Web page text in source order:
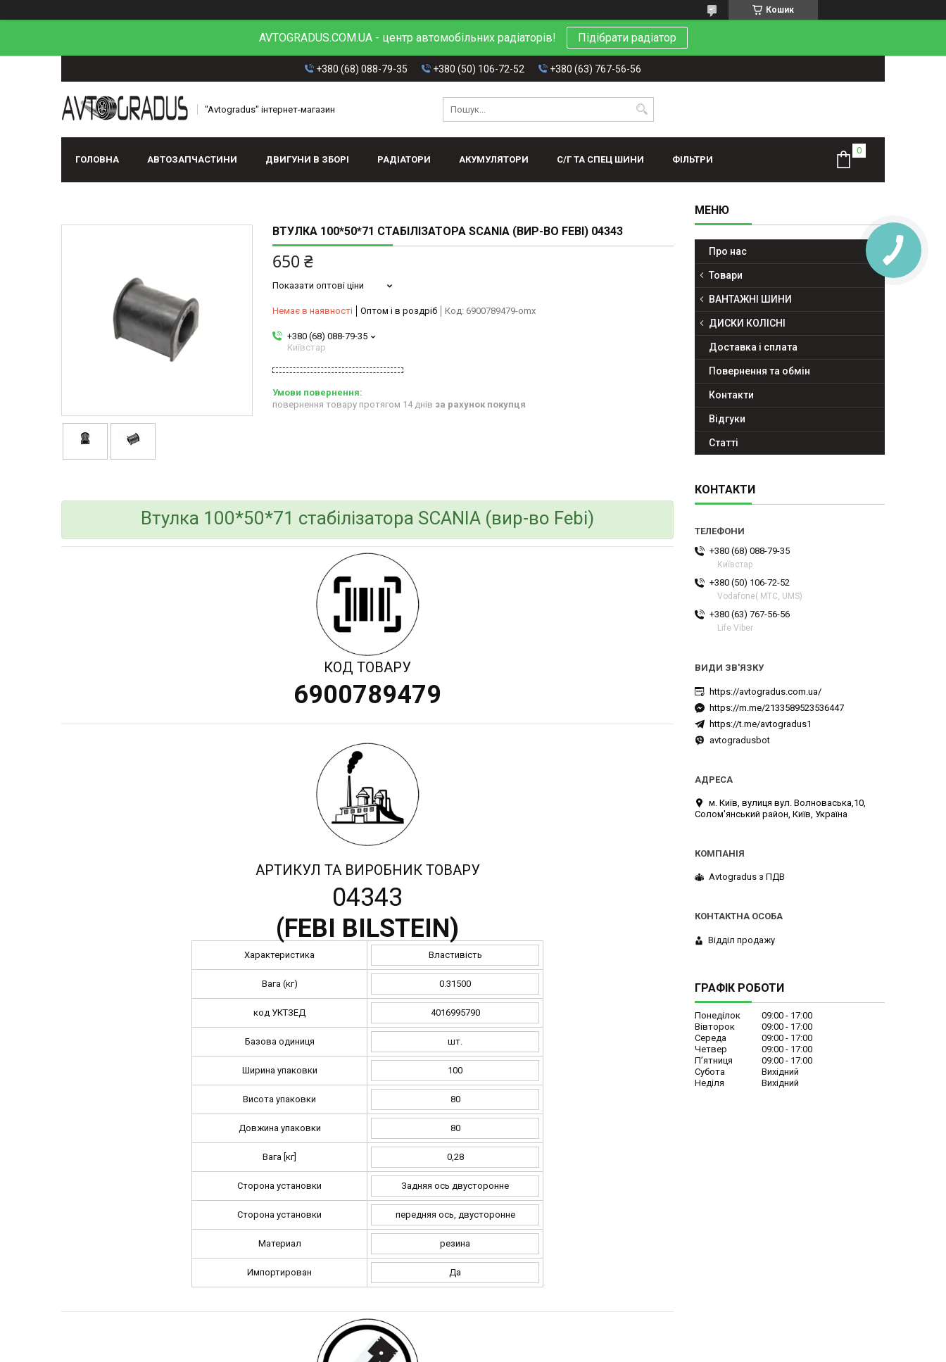
Кошик
AVTOGRADUS.COM.UA - центр автомобільних радіаторів! Підібрати радіатор
+380 (68) 088-79-35 +380 (50) 106-72-52 +380 (63) 767-56-56
"Avtogradus" інтернет-магазин
ГОЛОВНА АВТОЗАПЧАСТИНИ ДВИГУНИ В ЗБОРІ РАДІАТОРИ АКУМУЛЯТОРИ С/Г ТА СПЕЦ ШИНИ ФІЛЬТРИ
ВТУЛКА 100*50*71 СТАБІЛІЗАТОРА SCANIA (ВИР-ВО FEBI) 04343
650 ₴
Показати оптові ціни
Немає в наявності Оптом і в роздріб Код: 6900789479-omx
+380 (68) 088-79-35
Київстар
повернення товару протягом 14 днів за рахунок покупця
Втулка 100*50*71 стабілізатора SCANIA (вир-во Febi)
КОД ТОВАРУ
6900789479
АРТИКУЛ ТА ВИРОБНИК ТОВАРУ
04343
(FEBI BILSTEIN)
Характеристика Властивість
Вага (кг) 0.31500
код УКТЗЕД 4016995790
Базова одиниця шт.
Ширина упаковки 100
Висота упаковки 80
Довжина упаковки 80
Вага [кг] 0,28
Сторона установки Задняя ось двусторонне
Сторона установки передняя ось, двусторонне
Материал резина
Импортирован Да
Про нас
Товари
ВАНТАЖНІ ШИНИ
ДИСКИ КОЛІСНІ
Доставка і сплата
Повернення та обмін
Контакти
Відгуки
Статті
КОНТАКТИ
+380 (68) 088-79-35
Київстар
+380 (50) 106-72-52
Vodafone( МТС, UMS)
+380 (63) 767-56-56
Life Viber
https://avtogradus.com.ua/
https://m.me/2133589523536447
https://t.me/avtogradus1
avtogradusbot
м. Київ, вулиця вул. Волноваська,10,
Солом'янський район, Київ, Україна
Avtogradus з ПДВ
Відділ продажу
ГРАФІК РОБОТИ
Понеділок 09:00
17:00
Вівторок
09:00
17:00
Середа
09:00
17:00
Четвер
09:00
17:00
Пʼятниця
09:00
17:00
Субота
Вихідний
Неділя
Вихідний